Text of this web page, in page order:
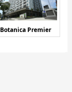
Botanica Premier